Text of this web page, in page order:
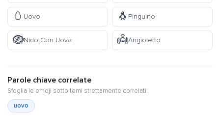
🥚 Uovo 🐧 Pinguino
🪺Nido Con Uova 👼Angioletto
Parole chiave correlate
Sfoglia le emoji sotto temi strettamente correlati:
uovo